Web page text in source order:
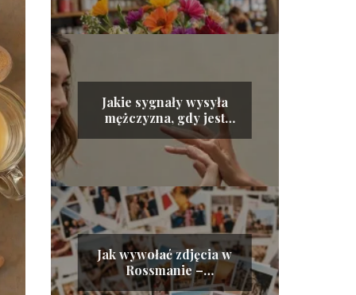
Jakie sygnały wysyła
mężczyzna, gdy jest
zainteresowany kobietą
Jak wywołać zdjęcia w
Rossmanie –
szczegółowy poradnik